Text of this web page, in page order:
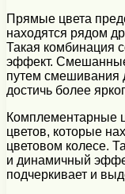
Прямые цвета
находятся рядом
Такая комбинация
эффект.
путем смешивания
достичь более
Комплементарные
цветов, которые
цветовом колесе.
и динамичный
подчеркивает и